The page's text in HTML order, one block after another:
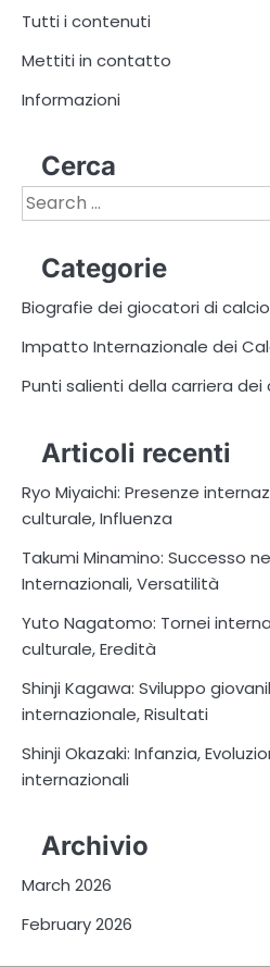
Tutti i contenuti
Mettiti in contatto
Informazioni
Cerca
Search
for:
Categorie
Biografie dei giocatori di
Impatto Internazionale dei
Punti salienti della carriera
Articoli recenti
Ryo Miyaichi: Presenze
culturale, Influenza
Takumi Minamino: Successo
Internazionali, Versatilità
Yuto Nagatomo: Tornei
culturale, Eredità
Shinji Kagawa: Sviluppo
internazionale, Risultati
Shinji Okazaki: Infanzia,
internazionali
Archivio
March 2026
February 2026